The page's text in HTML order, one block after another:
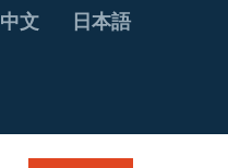
中文 日本語